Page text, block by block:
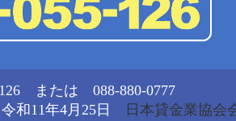
または 088-880-0777
和11年4月25日 日本貸金業協会